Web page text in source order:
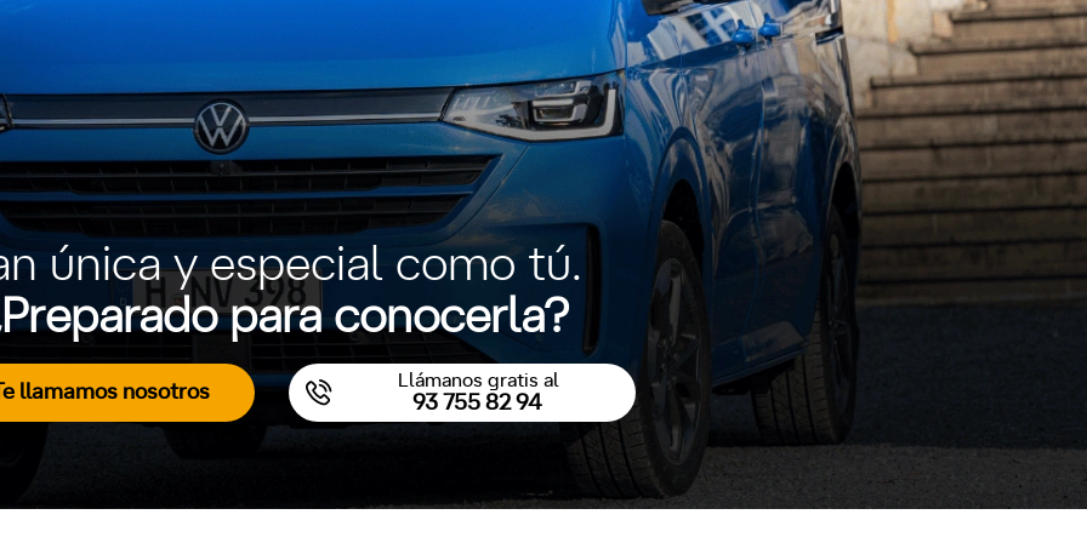
única y especial como tú.
para conocerla?
llamamos nosotros
Llámanos gratis al
93 755 82 94